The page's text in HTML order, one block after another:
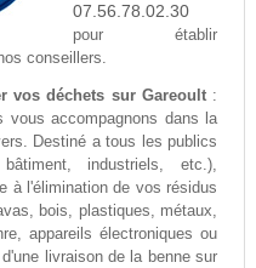
07.56.78.02.30
pour établir
conseillers.
vos déchets sur Gareoult:
vous accompagnons dans la
Destiné a tous les publics
industriels, etc.),
à l'élimination de vos résidus
bois, plastiques, métaux,
appareils électroniques ou
livraison de la benne sur